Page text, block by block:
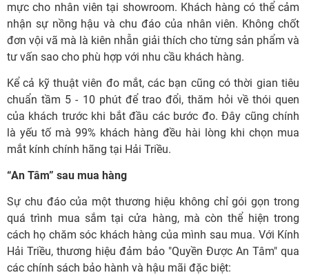
mực cho nhân viên tại showroom. Khách hàng có thể cảm
nhận sự nồng hậu và chu đáo của nhân viên. Không chốt
đơn vội vã mà là kiên nhẫn giải thích cho từng sản phẩm và
tư vấn sao cho phù hợp với nhu cầu khách hàng.
Kể cả kỹ thuật viên đo mắt, các bạn cũng có thời gian tiêu
chuẩn tầm 5 - 10 phút để trao đổi, thăm hỏi về thói quen
của khách trước khi bắt đầu các bước đo. Đây cũng chính
là yếu tố mà 99% khách hàng đều hài lòng khi chọn mua
mắt kính chính hãng tại Hải Triều.
“An Tâm” sau mua hàng
Sự chu đáo của một thương hiệu không chỉ gói gọn trong
quá trình mua sắm tại cửa hàng, mà còn thể hiện trong
cách họ chăm sóc khách hàng của mình sau mua. Với Kính
Hải Triều, thương hiệu đảm bảo "Quyền Được An Tâm" qua
các chính sách bảo hành và hậu mãi đặc biệt: